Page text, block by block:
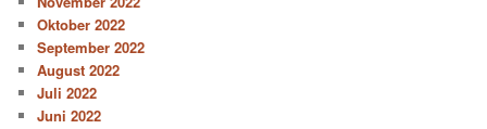
Oktober 2022
September 2022
August 2022
Juli 2022
Juni 2022